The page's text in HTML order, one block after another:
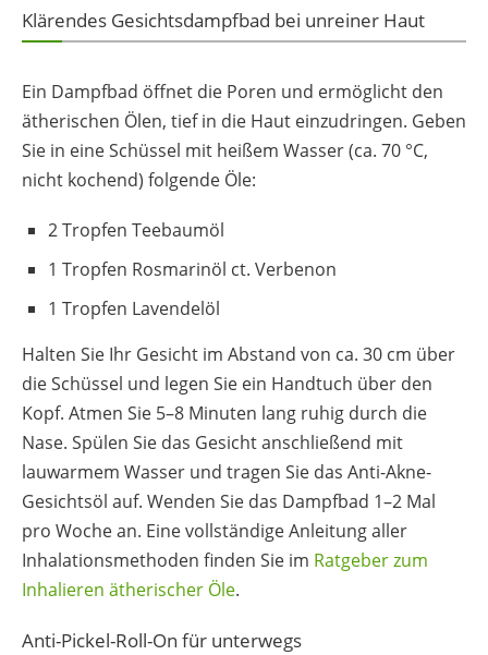
Klärendes Gesichtsdampfbad bei unreiner Haut
Ein Dampfbad öffnet die Poren und ermöglicht den
ätherischen Ölen, tief in die Haut einzudringen. Geben
Sie in eine Schüssel mit heißem Wasser (ca. 70 °C,
nicht kochend) folgende Öle:
2 Tropfen Teebaumöl
1 Tropfen Rosmarinöl ct. Verbenon
1 Tropfen Lavendelöl
Halten Sie Ihr Gesicht im Abstand von ca. 30 cm über
die Schüssel und legen Sie ein Handtuch über den
Kopf. Atmen Sie 5–8 Minuten lang ruhig durch die
Nase. Spülen Sie das Gesicht anschließend mit
lauwarmem Wasser und tragen Sie das Anti-Akne-
Gesichtsöl auf. Wenden Sie das Dampfbad 1–2 Mal
pro Woche an. Eine vollständige Anleitung aller
Inhalationsmethoden finden Sie im Ratgeber zum
Inhalieren ätherischer Öle.
Anti-Pickel-Roll-On für unterwegs